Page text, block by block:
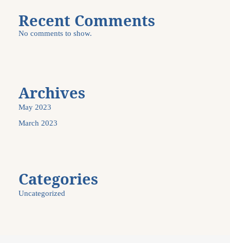
Recent Comments
No comments to show.
Archives
May 2023
March 2023
Categories
Uncategorized